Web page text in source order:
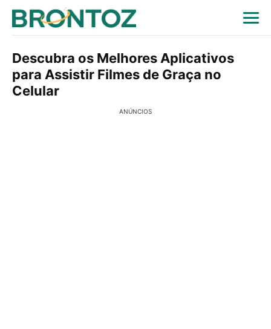
Descubra os Melhores Aplicativos
para Assistir Filmes de Graça no
Celular
ANÚNCIOS